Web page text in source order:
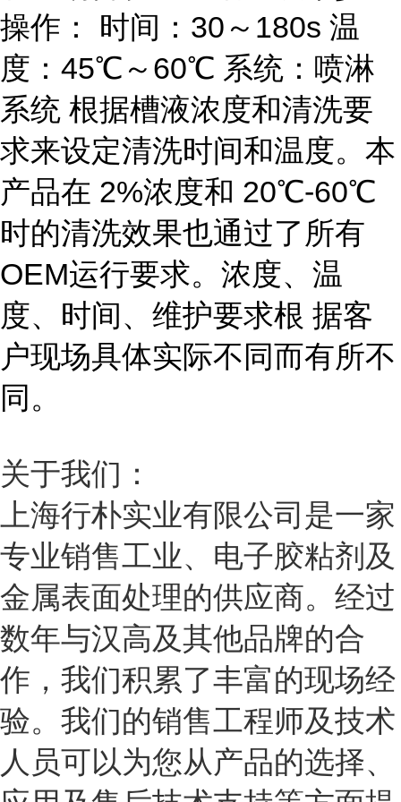
操作： 时间：30～180s 温
度：45℃～60℃ 系统：喷淋
系统 根据槽液浓度和清洗要
求来设定清洗时间和温度。本
产品在 2%浓度和 20℃-60℃
时的清洗效果也通过了所有
OEM运行要求。浓度、温
度、时间、维护要求根 据客
户现场具体实际不同而有所不
同。
关于我们：
上海行朴实业有限公司是一家
专业销售工业、电子胶粘剂及
金属表面处理的供应商。经过
数年与汉高及其他品牌的合
作，我们积累了丰富的现场经
验。我们的销售工程师及技术
人员可以为您从产品的选择、